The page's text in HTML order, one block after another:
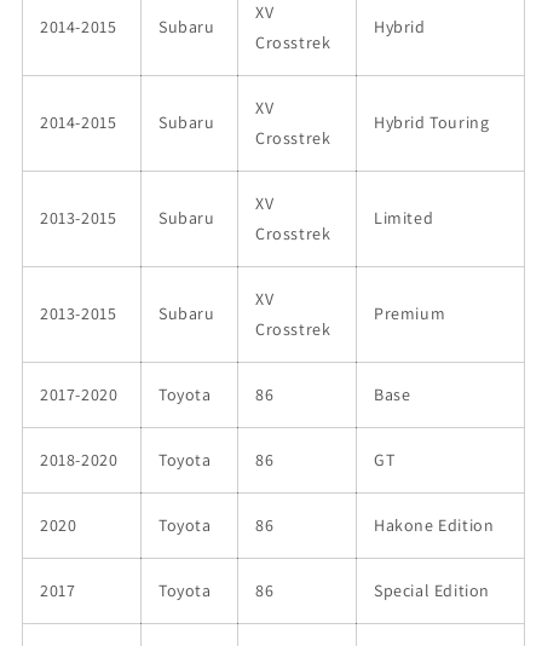
2014-2015 Subaru
XV
Crosstrek
Hybrid
2014-2015 Subaru
XV
Crosstrek
Hybrid Touring
2013-2015 Subaru
XV
Crosstrek
Limited
2013-2015 Subaru
XV
Crosstrek
Premium
2017-2020 Toyota 86 Base
2018-2020 Toyota 86 GT
2020 Toyota 86 Hakone Edition
2017 Toyota 86 Special Edition